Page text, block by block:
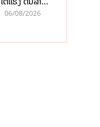
ຄຳໃນລາວທະລຸ
06/08/2026